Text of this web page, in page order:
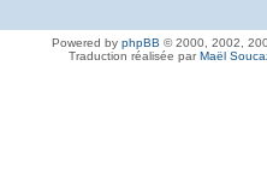
Powered by phpBB © 2000, 2002,
Traduction réalisée parMaël